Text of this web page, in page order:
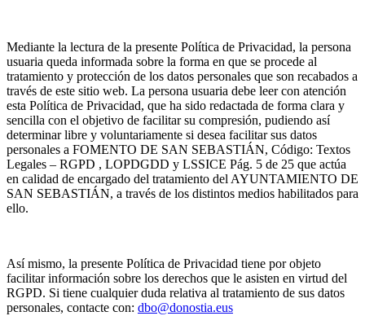
Mediante la lectura de la presente Política de Privacidad, la persona
usuaria queda informada sobre la forma en que se procede al
tratamiento y protección de los datos personales que son recabados a
través de este sitio web. La persona usuaria debe leer con atención
esta Política de Privacidad, que ha sido redactada de forma clara y
sencilla con el objetivo de facilitar su compresión, pudiendo así
determinar libre y voluntariamente si desea facilitar sus datos
personales a FOMENTO DE SAN SEBASTIÁN, Código: Textos
Legales – RGPD , LOPDGDD y LSSICE Pág. 5 de 25 que actúa
en calidad de encargado del tratamiento del AYUNTAMIENTO DE
SAN SEBASTIÁN, a través de los distintos medios habilitados para
ello.
Así mismo, la presente Política de Privacidad tiene por objeto
facilitar información sobre los derechos que le asisten en virtud del
RGPD. Si tiene cualquier duda relativa al tratamiento de sus datos
personales, contacte con: dbo@donostia.eus